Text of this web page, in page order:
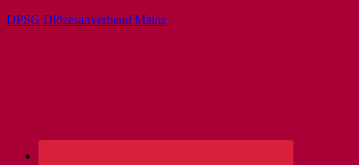
DPSG Diözesanverband Mainz